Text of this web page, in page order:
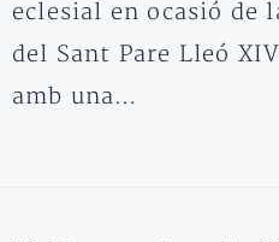
eclesial en ocasió de
del Sant Pare Lleó
amb una…